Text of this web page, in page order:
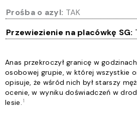
Prośba o azyl: TAK
Przewiezienie na placówkę SG:
Anas przekroczył granicę w
osobowej grupie, w której wszystkie
opisuje, że wśród nich był starszy
ocenie, w wyniku doświadczeń w
lesie. 1